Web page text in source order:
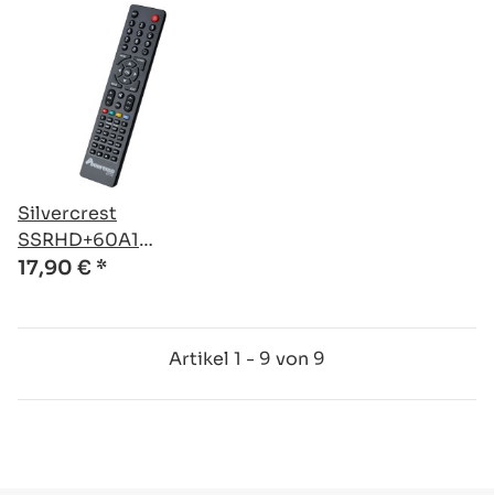
Silvercrest
SSRHD+60A1
kompatible Ersatz
17,90 € *
Artikel 1 - 9 von 9